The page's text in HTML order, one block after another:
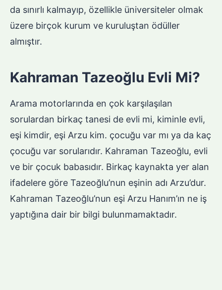
da sınırlı kalmayıp, özellikle üniversiteler olmak
üzere birçok kurum ve kuruluştan ödüller
almıştır.
Kahraman Tazeoğlu Evli Mi?
Arama motorlarında en çok karşılaşılan
sorulardan birkaç tanesi de evli mi, kiminle evli,
eşi kimdir, eşi Arzu kim. çocuğu var mı ya da kaç
çocuğu var sorularıdır. Kahraman Tazeoğlu, evli
ve bir çocuk babasıdır. Birkaç kaynakta yer alan
ifadelere göre Tazeoğlu’nun eşinin adı Arzu’dur.
Kahraman Tazeoğlu’nun eşi Arzu Hanım’ın ne iş
yaptığına dair bir bilgi bulunmamaktadır.